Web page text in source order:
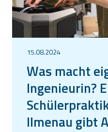
15.08.2024
Was macht
Ingenieurin?
Ilmenau gibt